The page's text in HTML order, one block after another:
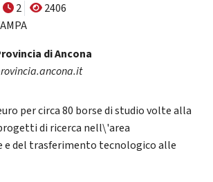
2
2406
di Ancona
per circa 80 borse di studio volte alla
di ricerca nell\'area
del trasferimento tecnologico alle